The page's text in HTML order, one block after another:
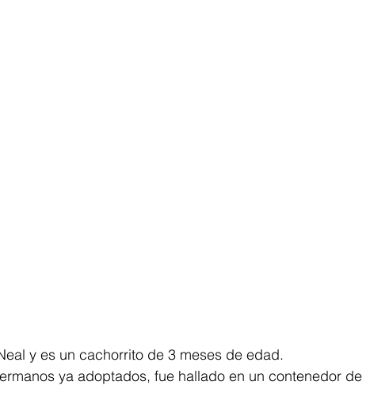
y es un cachorrito de 3 meses de edad.
ya adoptados, fue hallado en un contenedor de